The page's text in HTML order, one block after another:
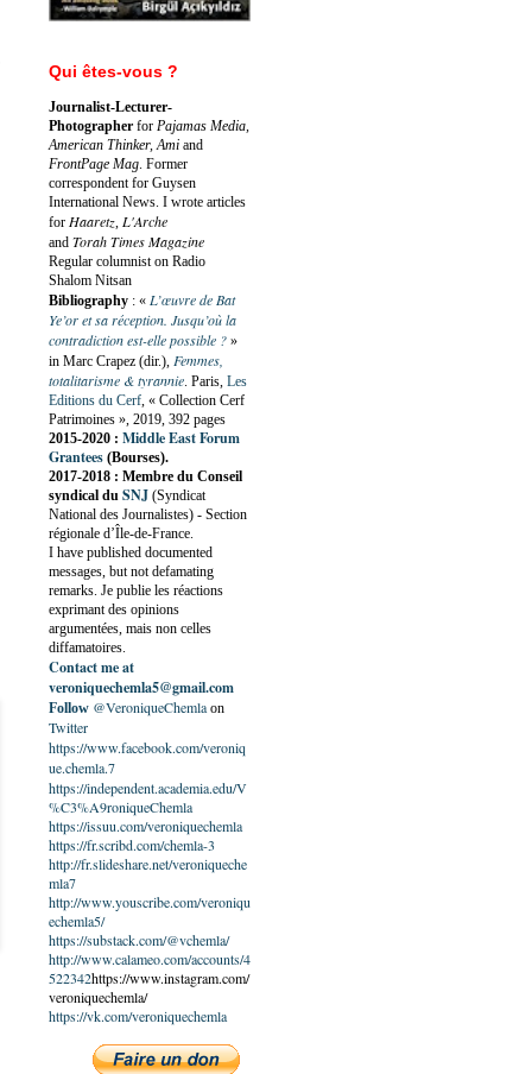
Qui êtes-vous ?
Journalist-Lecturer-
Photographer for Pajamas Media,
American Thinker, Ami and
FrontPage Mag. Former
correspondent for Guysen
International News. I wrote articles
for Haaretz, L'Arche
and Torah Times Magazine
Regular columnist on Radio
Shalom Nitsan
Bibliography : « L’œuvre de Bat
Ye’or et sa réception. Jusqu’où la
contradiction est-elle possible ? »
in Marc Crapez (dir.), Femmes,
totalitarisme & tyrannie. Paris, Les
Editions du Cerf, « Collection Cerf
Patrimoines », 2019, 392 pages
2015-2020 : Middle East Forum
Grantees (Bourses).
2017-2018 : Membre du Conseil
syndical du SNJ (Syndicat
National des Journalistes) - Section
régionale d’Île-de-France.
I have published documented
messages, but not defamating
remarks. Je publie les réactions
exprimant des opinions
argumentées, mais non celles
diffamatoires.
Contact me at
veroniquechemla5@gmail.com
Follow @VeroniqueChemlaon
Twitter
https://www.facebook.com/veroniq
ue.chemla.7
https://independent.academia.edu/V
%C3%A9roniqueChemla
https://issuu.com/veroniquechemla
https://fr.scribd.com/chemla-3
http://fr.slideshare.net/veroniqueche
mla7
http://www.youscribe.com/veroniqu
echemla5/
https://substack.com/@vchemla/
http://www.calameo.com/accounts/4
522342https://www.instagram.com/
veroniquechemla/
https://vk.com/veroniquechemla